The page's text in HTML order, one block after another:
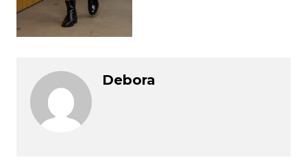
Debora